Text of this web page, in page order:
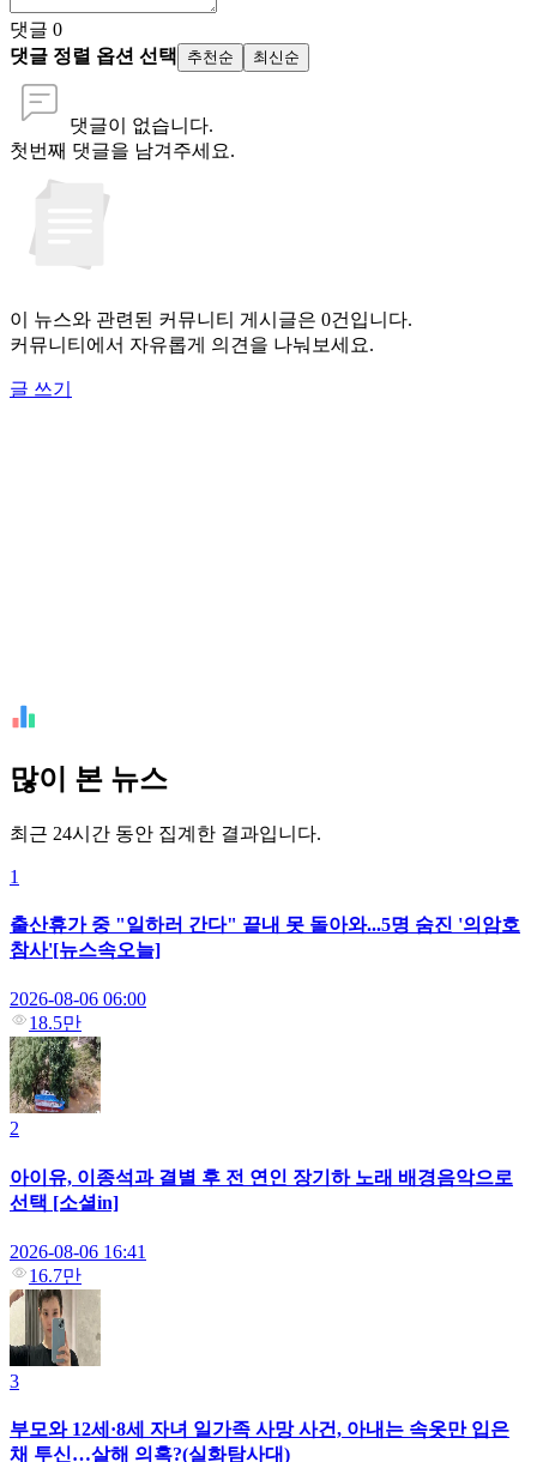
댓글 0
댓글 정렬 옵션 선택
추천순 최신순
댓글이 없습니다.
첫번째 댓글을 남겨주세요.
이 뉴스와 관련된 커뮤니티 게시글은 0건입니다.
커뮤니티에서 자유롭게 의견을 나눠보세요.
글 쓰기
많이 본 뉴스
최근 24시간 동안 집계한 결과입니다.
1
출산휴가 중 "일하러 간다" 끝내 못 돌아와...5명 숨진 '의암호
참사'[뉴스속오늘]
2026-08-06 06:00
18.5만
2
아이유, 이종석과 결별 후 전 연인 장기하 노래 배경음악으로
선택 [소셜in]
2026-08-06 16:41
16.7만
3
부모와 12세·8세 자녀 일가족 사망 사건, 아내는 속옷만 입은
채 투신…살해 의혹?(실화탐사대)